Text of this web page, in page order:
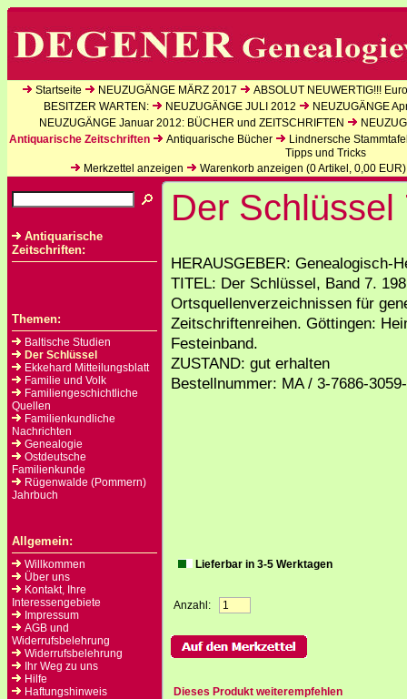
Startseite NEUZUGÄNGE MÄRZ 2017
ABSOLUT NEUWERTIG!!!
BESITZER WARTEN:
NEUZUGÄNGE JULI 2012
NEUZUGÄNGE
NEUZUGÄNGE Januar 2012: BÜCHER und ZEITSCHRIFTEN
Antiquarische Zeitschriften
Antiquarische Bücher
Lindnersche
Tipps und Tricks
Merkzettel anzeigen
Warenkorb anzeigen (0Artikel, 0,00 EUR)
Antiquarische
Zeitschriften:
Themen:
Baltische Studien
Der Schlüssel
Ekkehard Mitteilungsblatt
Familie und Volk
Familiengeschichtliche
Quellen
Familienkundliche
Nachrichten
Genealogie
Ostdeutsche
Familienkunde
Rügenwalde (Pommern)
Jahrbuch
Allgemein:
Willkommen
Über uns
Kontakt, Ihre
Interessengebiete
Impressum
AGB und
Widerrufsbelehrung
Widerrufsbelehrung
Ihr Weg zu uns
Hilfe
Haftungshinweis
Der Schlüssel
HERAUSGEBER: Genealogisch-
TITEL: Der Schlüssel, Band 7.
Ortsquellenverzeichnissen für
Zeitschriftenreihen. Göttingen:
Festeinband.
ZUSTAND: gut erhalten
Bestellnummer: MA / 3-7686-
Lieferbar in 3-5 Werktagen
Anzahl:
Dieses Produkt weiterempfehlen